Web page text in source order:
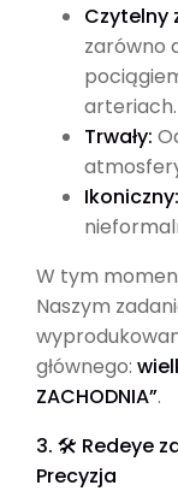
Czytelny
zarówno
arteriach.
Trwały:
Ikoniczny:
W tym
Naszym
głównego:
ZACHODNIA”.
3. 🛠️ Redeye
Precyzja